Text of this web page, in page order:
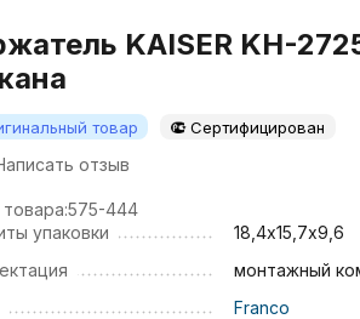
KAISER KH-
товар Сертифицирован
отзыв
575-444
упаковки
18,4х15,7х9,6
монтажный
Franco